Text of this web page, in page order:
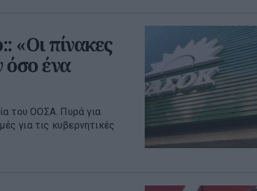
πίνακες
όσο ένα
του ΟΟΣΑ. Πυρά για
για τις κυβερνητικές